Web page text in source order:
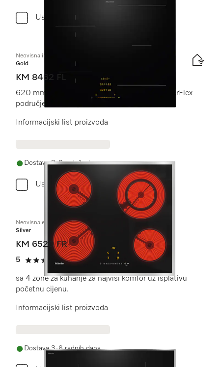
Usporediti
Neovisna indukcijska ploča
Gold
KM 8462 FL
620 mm | Individualne zone za kuhanje i PowerFlex
područje za kuhanje
Informacijski list proizvoda
Dostava 3-6 radnih dana
Usporediti
Neovisna električna ploča
Silver
KM 6520 FR
5
5 od 5
(1 recenzija)
sa 4 zone za kuhanje za najviši komfor uz isplativu
početnu cijenu.
Informacijski list proizvoda
Dostava 3-6 radnih dana